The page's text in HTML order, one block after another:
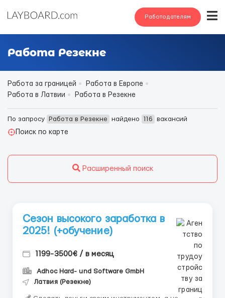
Работодателям
Работа Резекне
Работа за границей
Работа в Европе
Работа в Латвии
Работа в Резекне
По запросу Работа в Резекне найдено 116
вакансий
Поиск по карте
Расширенный поиск
Сезон высокого заработка в
2025! (+обучение)
1199-3500€ / в месяц
Adhoc Hard- und Software GmbH
Латвия (Резекне)